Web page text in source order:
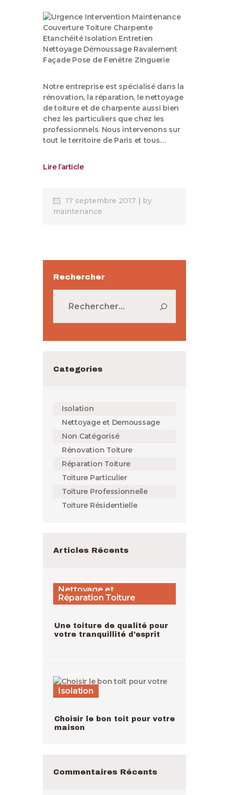
Notre entreprise est spécialisé dans la
rénovation, la réparation, le nettoyage
de toiture et de charpente aussi bien
chez les particuliers que chez les
professionnels. Nous intervenons sur
tout le territoire de Paris et tous…
Lire l’article
17 septembre 2017
by
maintenance
Rechercher
Categories
Isolation
Nettoyage et Demoussage
Non Catégorisé
Rénovation Toiture
Réparation Toiture
Toiture Particulier
Toiture Professionnelle
Toiture Résidentielle
Articles Récents
Nettoyage et
Demoussage,
Rénovation Toiture,
Réparation Toiture
Une toiture de qualité pour
votre tranquillité d’esprit
Isolation
Choisir le bon toit pour votre
maison
Commentaires Récents